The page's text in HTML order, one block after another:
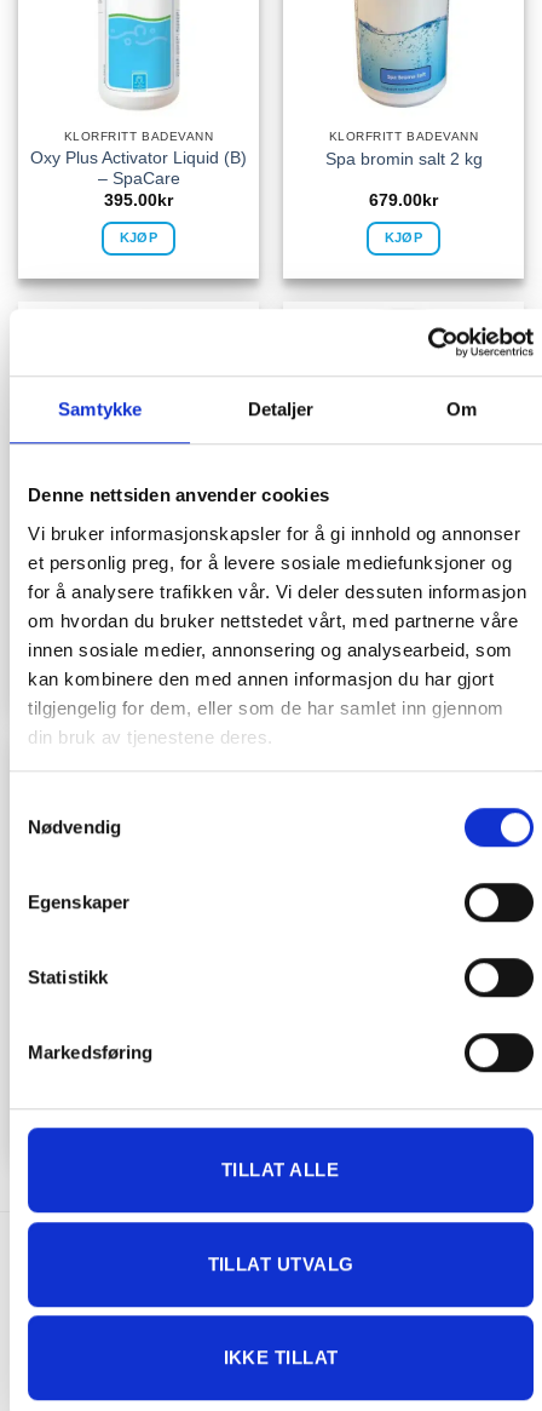
Samtykke Detaljer Om
Denne nettsiden anvender cookies
Vi bruker informasjonskapsler for å gi innhold og annonser
et personlig preg, for å levere sosiale mediefunksjoner og
for å analysere trafikken vår. Vi deler dessuten informasjon
om hvordan du bruker nettstedet vårt, med partnerne våre
innen sosiale medier, annonsering og analysearbeid, som
kan kombinere den med annen informasjon du har gjort
tilgjengelig for dem, eller som de har samlet inn gjennom
din bruk av tjenestene deres.
Nødvendig
Egenskaper
Statistikk
Markedsføring
TILLAT ALLE
TILLAT UTVALG
IKKE TILLAT
KLORFRITT BADEVANN
Oxy Plus Activator Liquid (B)
– SpaCare
395.00 kr
KJØP
KLORFRITT BADEVANN
Spa bromin salt 2 kg
679.00 kr
KJØP
KLORFRITT BADEVANN
Spa Chemicals bromin
tabletter 20gram 1kg
269.00 kr
KLORFRITT BADEVANN
Spa Chemicals Spa Shock /
269.00 kr
KJØP
KLORFRITT BADEVANN
mineraler
KJØP
KLORFRITT BADEVANN
KJØP
FRAKT PÅ ORDRE 0-1499 kroner:
Pakke til hentested. Velg enten Postnord eller Bring i
på pakken.
Produkter som kan knuses eller skades via. transport sendes ikke.